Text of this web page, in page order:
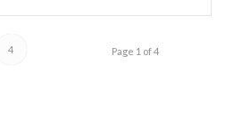
Page 1 of 4
4